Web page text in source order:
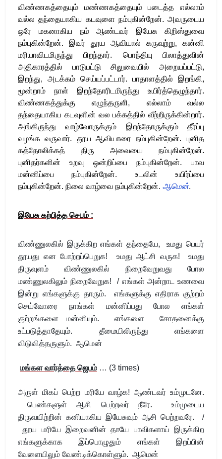
விண்ணகத்தையும் மண்ணகத்தையும் படைத்த எல்லாம்
வல்ல தந்தையாகிய கடவுளை நம்புகின்றேன். அவருடைய
ஒரே மகனாகிய நம் ஆண்டவர் இயேசு கிறிஸ்துவை
நம்புகின்றேன். இவர் தூய ஆவியால் கருவுற்று, கன்னி
மரியாவிடமிருந்து பிறந்தார். பொந்தியு பிலாத்துவின்
அதிகாரத்தில் பாடுபட்டு சிலுவையில் அறையப்பட்டு,
இறந்து, அடக்கம் செய்யப்பட்டார். பாதாளத்தில் இறங்கி,
மூன்றாம் நாள் இறந்தோரிடமிருந்து உயிர்த்தெழுந்தார்.
விண்ணகத்துக்கு எழுந்தருளி, எல்லாம் வல்ல
தந்தையாகிய கடவுளின் வல பக்கத்தில் வீற்றிருக்கின்றார்.
அங்கிருந்து வாழ்வோருக்கும் இறந்தோருக்கும் தீர்ப்பு
வழங்க வருவார். தூய ஆவியாரை நம்புகின்றேன். புனித
கத்தோலிக்கத் திரு அவையை நம்புகின்றேன்.
புனிதர்களின் உறவு ஒன்றிப்பை நம்புகின்றேன். பாவ
மன்னிப்பை நம்புகின்றேன். உடலின் உயிர்ப்பை
நம்புகின்றேன். நிலை வாழ்வை நம்புகின்றேன். ஆமென்.
இயேசு கற்பித்த செபம் :
விண்ணுலகில் இருக்கிற எங்கள் தந்தையே, உமது பெயர்
தூயது என போற்றப்பெறுக! உமது ஆட்சி வருக! உமது
திருவுளம் விண்ணுலகில் நிறைவேறுவது போல
மண்ணுலகிலும் நிறைவேறுக! / எங்கள் அன்றாட உணவை
இன்று எங்களுக்கு தாரும். எங்களுக்கு எதிராக குற்றம்
செய்வோரை நாங்கள் மன்னிப்பது போல எங்கள்
குற்றங்களை மன்னியும். எங்களை சோதனைக்கு
உட்படுத்தாதேயும். தீமையிலிருந்து எங்களை
விடுவித்தருளும். ஆமென்
மங்கள வார்த்தை ஜெபம் … (3 times)
அருள் மிகப் பெற்ற மரியே வாழ்க! ஆண்டவர் உம்முடனே.
பெண்களுள் ஆசி பெற்றவர் நீரே. உம்முடைய
திருவயிற்றின் கனியாகிய இயேசுவும் ஆசி பெற்றவரே. /
தூய மரியே இறைவனின் தாயே பாவிகளாய் இருக்கிற
எங்களுக்காக இப்பொழுதும் எங்கள் இறப்பின்
வேளையிலும் வேண்டிக்கொள்ளும். ஆமென்